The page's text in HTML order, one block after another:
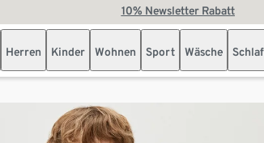
10% Newsletter Rabatt
Herren Kinder Wohnen Sport Wäsche